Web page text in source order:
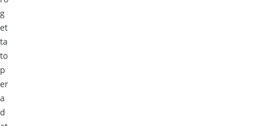
g
et
ta
to
p
er
a
d